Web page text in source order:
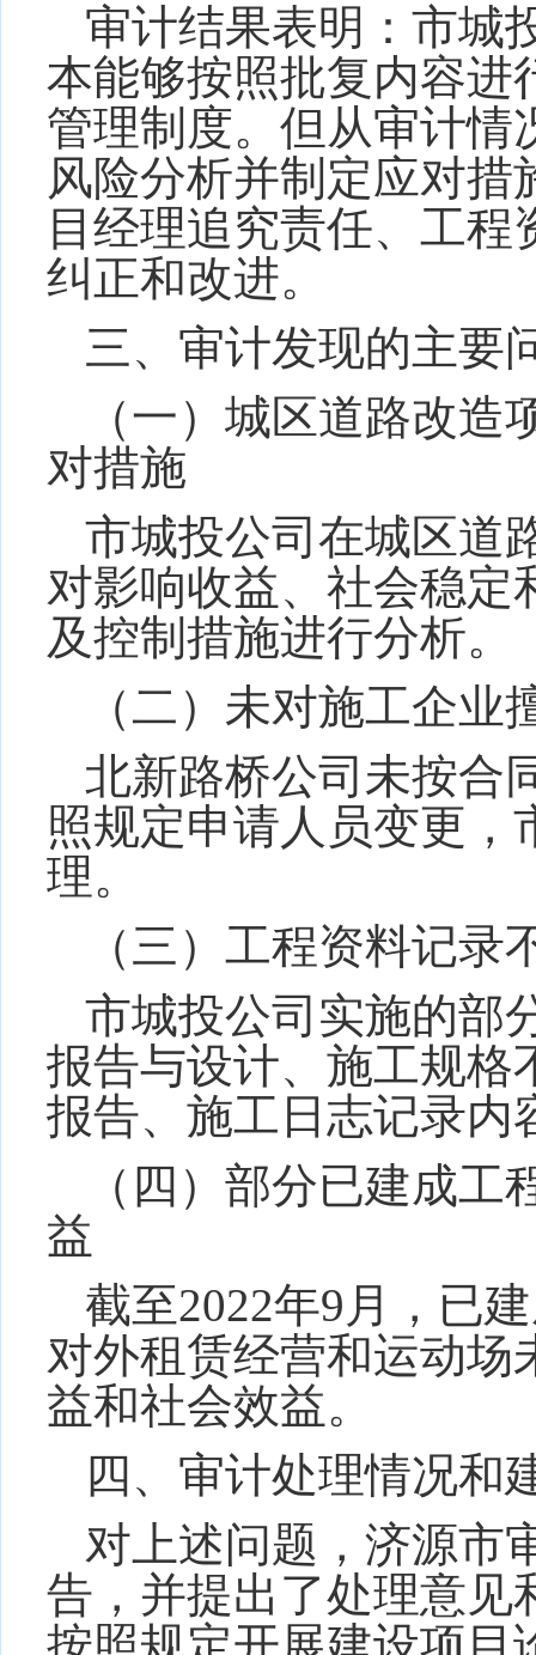
审计结果表明：市城
本能够按照批复内容进
管理制度。但从审计情
风险分析并制定应对
目经理追究责任、工
纠正和改进。
三、 审计发现的主要
（一） 城区道路改造
对措施
市城投公司在城区道
对影响收益、社会稳定
及控制措施进行分析。
（二） 未对施工企业
北新路桥公司未按合
照规定申请人员变更
理。
（三） 工程资料记录
市城投公司实施的部
报告与设计、施工规格
报告、施工日志记录内
（四）部分已建成工
益
截至2022年9 月，已
对外租赁经营和运动场
益和社会效益。
四 、审计处理情况和
对上述问题，济源市
告，并提出了处理意见